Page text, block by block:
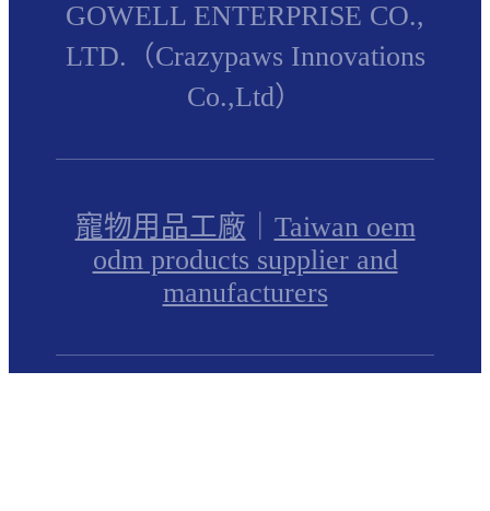
GOWELL ENTERPRISE CO.,
LTD.（Crazypaws Innovations
Co.,Ltd）
寵物用品工廠
Taiwan oem
odm products supplier and
manufacturers